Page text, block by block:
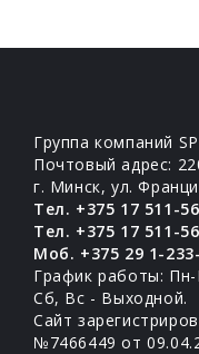
Группа компаний
Почтовый адрес:
г. Минск, ул.
Тел. +375 17 511-
Тел. +375 17 511-
Моб. +375 29 1-
График работы:
Сб, Вс - Выходной.
Сайт
№7466449 от